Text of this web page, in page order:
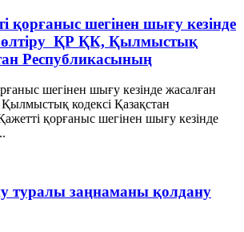
қорғаныс шегiнен шығу кезiнде
өлтіру ҚР ҚК, Қылмыстық
Республикасының
шегiнен шығу кезiнде жасалған
кодексi Қазақстан
қорғаныс шегiнен шығу кезiнде
туралы заңнаманы қолдану